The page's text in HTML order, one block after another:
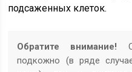
подсаженных клеток.
Обратите внимание!
подкожно (в ряде